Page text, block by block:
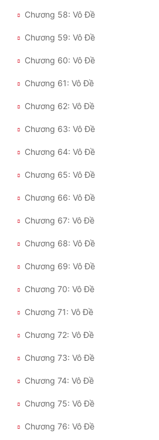
Chương 58: Vô Đề
Chương 59: Vô Đề
Chương 60: Vô Đề
Chương 61: Vô Đề
Chương 62: Vô Đề
Chương 63: Vô Đề
Chương 64: Vô Đề
Chương 65: Vô Đề
Chương 66: Vô Đề
Chương 67: Vô Đề
Chương 68: Vô Đề
Chương 69: Vô Đề
Chương 70: Vô Đề
Chương 71: Vô Đề
Chương 72: Vô Đề
Chương 73: Vô Đề
Chương 74: Vô Đề
Chương 75: Vô Đề
Chương 76: Vô Đề